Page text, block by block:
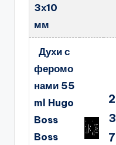
3х10
мм
Духи с
феромо
нами 55
ml Hugo
Boss
Boss
2
3
7